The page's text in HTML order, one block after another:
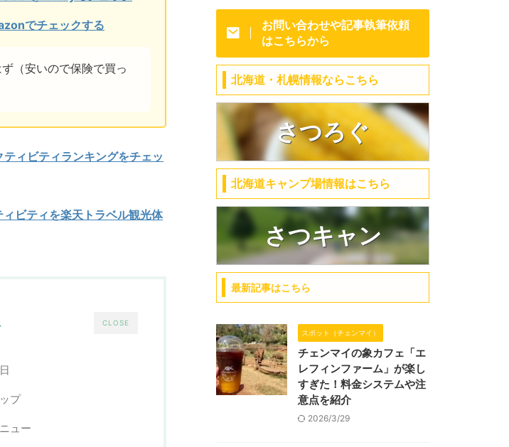
でチェックする
（安いので保険で買っ
ィビティランキングをチェッ
ビティを楽天トラベル観光体
CLOSE
プ
ュー
お問い合わせや記事執筆依頼
はこちらから
北海道・札幌情報ならこちら
さつろぐ
北海道キャンプ場情報はこちら
さつキャン
最新記事はこちら
スポット（チェンマイ）
チェンマイの象カフェ「エ
レフィンファーム」が楽し
すぎた！料金システムや注
意点を紹介
2026/3/29